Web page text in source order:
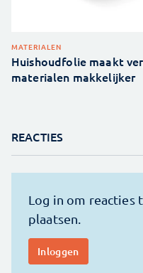
MATERIALEN
Huishoudfolie maakt
materialen makkelijker
REACTIES